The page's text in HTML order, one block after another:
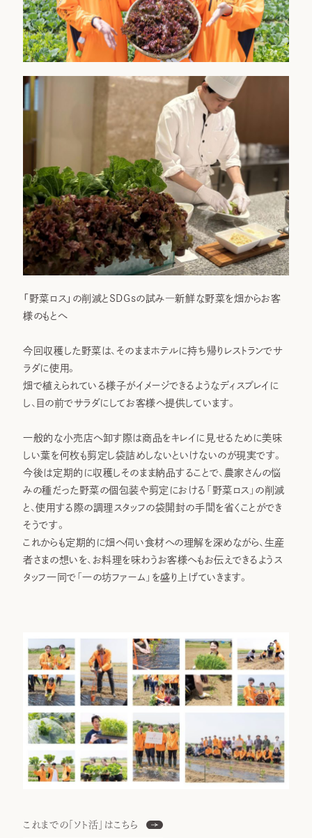
「野菜ロス」の削減とSDGsの試み―新鮮な野菜を畑からお客
様のもとへ
今回収穫した野菜は、そのままホテルに持ち帰りレストランでサ
ラダに使用。
畑で植えられている様子がイメージできるようなディスプレイに
し、目の前でサラダにしてお客様へ提供しています。
一般的な小売店へ卸す際は商品をキレイに見せるために美味
しい葉を何枚も剪定し袋詰めしないといけないのが現実です。
今後は定期的に収穫しそのまま納品することで、農家さんの悩
みの種だった野菜の個包装や剪定における「野菜ロス」の削減
と、使用する際の調理スタッフの袋開封の手間を省くことができ
そうです。
これからも定期的に畑へ伺い食材への理解を深めながら、生産
者さまの想いを、お料理を味わうお客様へもお伝えできるようス
タッフ一同で「一の坊ファーム」を盛り上げていきます。
これまでの「ソト活」はこちら